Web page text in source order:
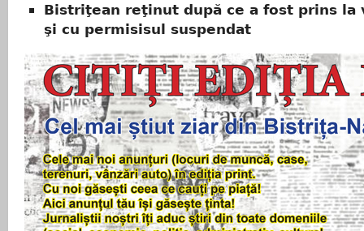
Bistriţean reţinut după ce a fost prins la
şi cu permisisul suspendat